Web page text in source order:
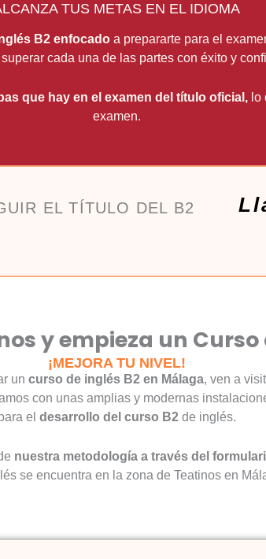
TUS METAS EN EL IDIOMA
B2 enfocadoa prepararte para el
cada una de las partes con éxito y
que hay en el examen del título oficial, lo
examen.
EL TÍTULO DEL B2
y empieza un Curso
¡MEJORA TU NIVEL!
un curso de inglés B2 en Málaga, ven a
con unas amplias y modernas
el desarrollo del curso B2de inglés.
nuestra metodología a través del
se encuentra en la zona de Teatinos en